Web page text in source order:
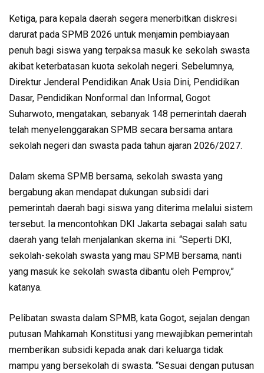
Ketiga, para kepala daerah segera menerbitkan diskresi
darurat pada SPMB 2026 untuk menjamin pembiayaan
penuh bagi siswa yang terpaksa masuk ke sekolah swasta
akibat keterbatasan kuota sekolah negeri. Sebelumnya,
Direktur Jenderal Pendidikan Anak Usia Dini, Pendidikan
Dasar, Pendidikan Nonformal dan Informal, Gogot
Suharwoto, mengatakan, sebanyak 148 pemerintah daerah
telah menyelenggarakan SPMB secara bersama antara
sekolah negeri dan swasta pada tahun ajaran 2026/2027.
Dalam skema SPMB bersama, sekolah swasta yang
bergabung akan mendapat dukungan subsidi dari
pemerintah daerah bagi siswa yang diterima melalui sistem
tersebut. Ia mencontohkan DKI Jakarta sebagai salah satu
daerah yang telah menjalankan skema ini. “Seperti DKI,
sekolah-sekolah swasta yang mau SPMB bersama, nanti
yang masuk ke sekolah swasta dibantu oleh Pemprov,”
katanya.
Pelibatan swasta dalam SPMB, kata Gogot, sejalan dengan
putusan Mahkamah Konstitusi yang mewajibkan pemerintah
memberikan subsidi kepada anak dari keluarga tidak
mampu yang bersekolah di swasta. “Sesuai dengan putusan